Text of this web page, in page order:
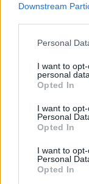
Downstream
Personal
I want to
personal data.
Opted In
I want to
Personal
Opted In
I want to
Personal
Opted In
Det tog
åbnede i
udsolgt. Det
fjor og alle
300 billetter er
men
det er faktisk
- Det går altid
der stod